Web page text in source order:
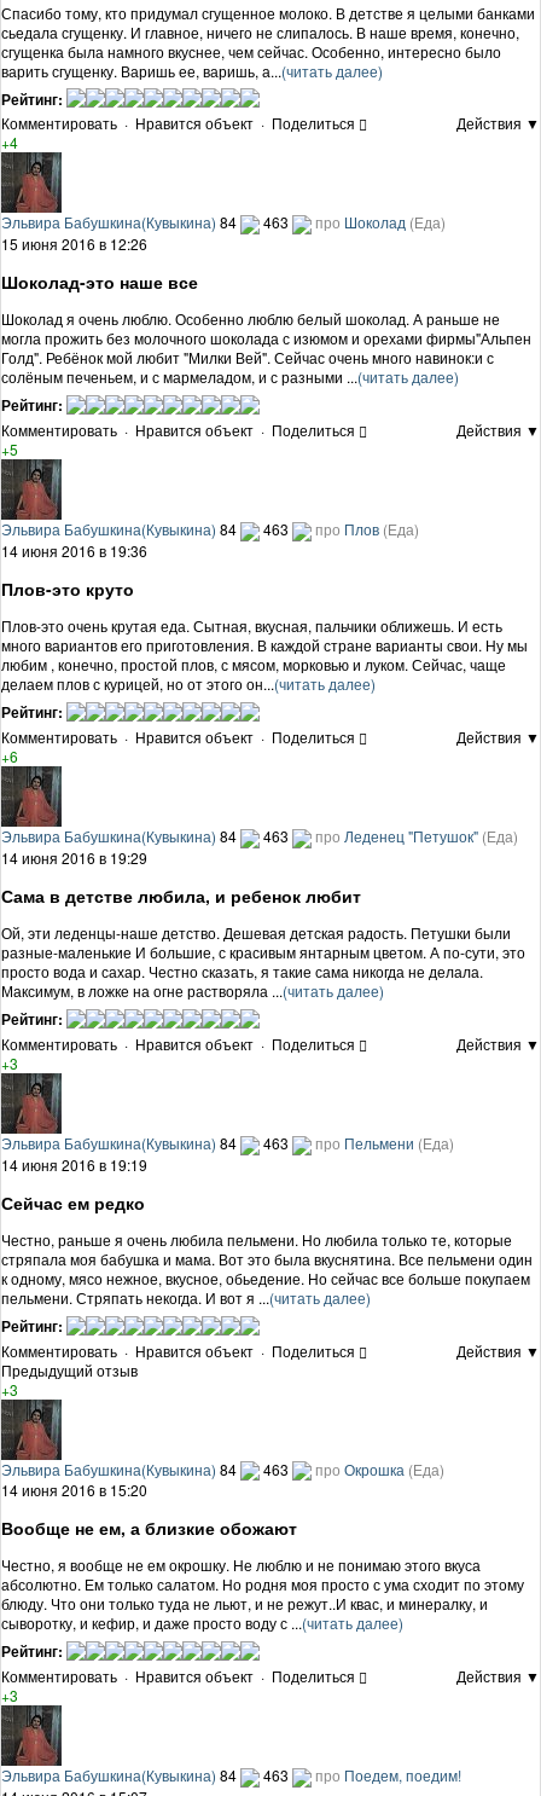
Спасибо тому, кто придумал сгущенное молоко. В детстве я целыми банками
сьедала сгущенку. И главное, ничего не слипалось. В наше время, конечно,
сгущенка была намного вкуснее, чем сейчас. Особенно, интересно было
варить сгущенку. Варишь ее, варишь, а...(читать далее)
Рейтинг:
Комментировать · Нравится объект · Поделиться
Действия ▼
+4
Эльвира Бабушкина(Кувыкина) 84 463 про Шоколад (Еда)
15 июня 2016 в 12:26
Шоколад-это наше все
Шоколад я очень люблю. Особенно люблю белый шоколад. А раньше не
могла прожить без молочного шоколада с изюмом и орехами фирмы"Альпен
Голд". Ребёнок мой любит "Милки Вей". Сейчас очень много навинок:и с
солёным печеньем, и с мармеладом, и с разными ...(читать далее)
Рейтинг:
Комментировать · Нравится объект · Поделиться
Действия ▼
+5
Эльвира Бабушкина(Кувыкина) 84 463 про Плов (Еда)
14 июня 2016 в 19:36
Плов-это круто
Плов-это очень крутая еда. Сытная, вкусная, пальчики оближешь. И есть
много вариантов его приготовления. В каждой стране варианты свои. Ну мы
любим , конечно, простой плов, с мясом, морковью и луком. Сейчас, чаще
делаем плов с курицей, но от этого он...(читать далее)
Рейтинг:
Комментировать · Нравится объект · Поделиться
Действия ▼
+6
Эльвира Бабушкина(Кувыкина) 84 463 про Леденец "Петушок" (Еда)
14 июня 2016 в 19:29
Сама в детстве любила, и ребенок любит
Ой, эти леденцы-наше детство. Дешевая детская радость. Петушки были
разные-маленькие И большие, с красивым янтарным цветом. А по-сути, это
просто вода и сахар. Честно сказать, я такие сама никогда не делала.
Максимум, в ложке на огне растворяла ...(читать далее)
Рейтинг:
Комментировать · Нравится объект · Поделиться
Действия ▼
+3
Эльвира Бабушкина(Кувыкина) 84 463 про Пельмени (Еда)
14 июня 2016 в 19:19
Сейчас ем редко
Честно, раньше я очень любила пельмени. Но любила только те, которые
стряпала моя бабушка и мама. Вот это была вкуснятина. Все пельмени один
к одному, мясо нежное, вкусное, обьедение. Но сейчас все больше покупаем
пельмени. Стряпать некогда. И вот я ...(читать далее)
Рейтинг:
Комментировать · Нравится объект · Поделиться
Действия ▼
Предыдущий отзыв
+3
Эльвира Бабушкина(Кувыкина) 84 463 про Окрошка (Еда)
14 июня 2016 в 15:20
Вообще не ем, а близкие обожают
Честно, я вообще не ем окрошку. Не люблю и не понимаю этого вкуса
абсолютно. Ем только салатом. Но родня моя просто с ума сходит по этому
блюду. Что они только туда не льют, и не режут..И квас, и минералку, и
сыворотку, и кефир, и даже просто воду с ...(читать далее)
Рейтинг:
Комментировать · Нравится объект · Поделиться
Действия ▼
+3
Эльвира Бабушкина(Кувыкина) 84 463 про Поедем, поедим!